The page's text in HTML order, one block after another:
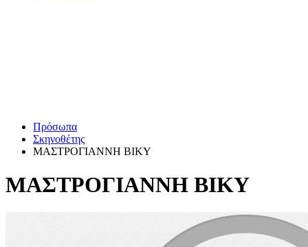
Πρόσωπα
Σκηνοθέτης
ΜΑΣΤΡΟΓΙΑΝΝΗ ΒΙΚΥ
ΜΑΣΤΡΟΓΙΑΝΝΗ ΒΙΚΥ